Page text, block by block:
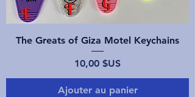
The Greats of Giza Motel Keychains
Prix
10,00 $US
Ajouter au panier